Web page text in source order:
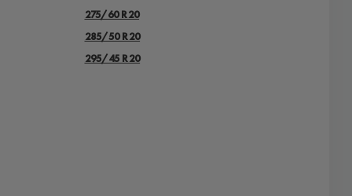
275/60 R20
285/50 R20
295/45 R20